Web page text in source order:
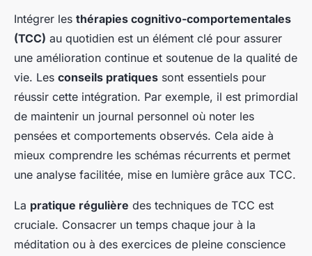
Intégrer les thérapies cognitivo-comportementales
(TCC) au quotidien est un élément clé pour assurer
une amélioration continue et soutenue de la qualité de
vie. Les conseils pratiques sont essentiels pour
réussir cette intégration. Par exemple, il est primordial
de maintenir un journal personnel où noter les
pensées et comportements observés. Cela aide à
mieux comprendre les schémas récurrents et permet
une analyse facilitée, mise en lumière grâce aux TCC.
La pratique régulière des techniques de TCC est
cruciale. Consacrer un temps chaque jour à la
méditation ou à des exercices de pleine conscience